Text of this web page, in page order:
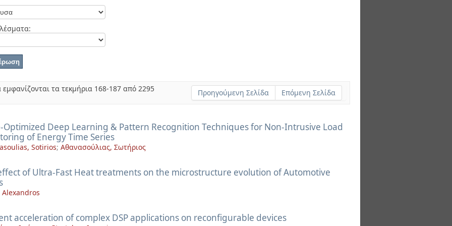
τα τεκμήρια 168-187 από 2295 Προηγούμενη Σελίδα Επόμενη Σελίδα
Optimized Deep Learning & Pattern Recognition Techniques for Non-Intrusive Load
of Energy Time Series
Sotirios; Αθανασούλιας, Σωτήριος
of Ultra-Fast Heat treatments on the microstructure evolution of Automotive
Alexandros
acceleration of complex DSP applications on reconfigurable devices